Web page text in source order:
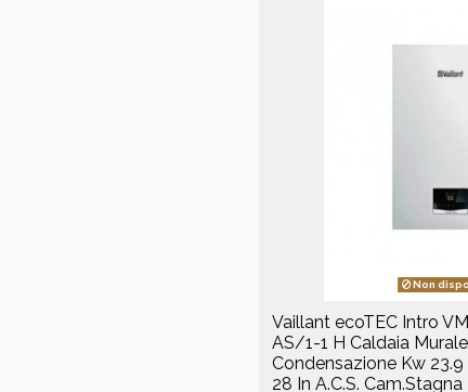
Non
Vaillant ecoTEC Intro
AS/1-1 H Caldaia
Condensazione Kw
28 In A.C.S.